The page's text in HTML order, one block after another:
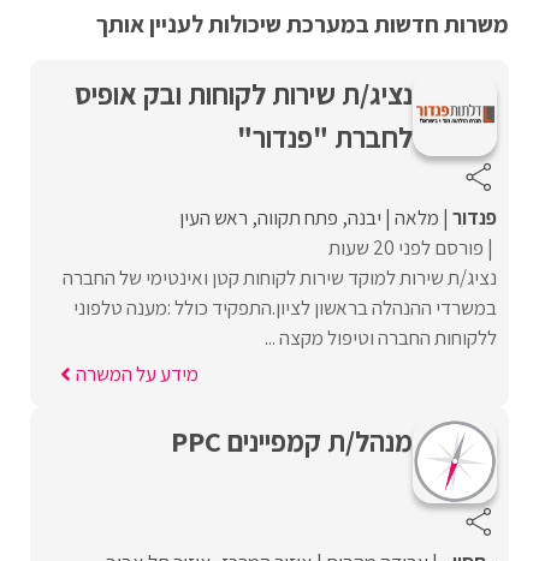
משרות חדשות במערכת שיכולות לעניין אותך
נציג/ת שירות לקוחות ובק אופיס
לחברת "פנדור"
פנדור מלאה יבנה פתח תקווה ראש העין
פורסם לפני 20 שעות
נציג/ת שירות למוקד שירות לקוחות קטן ואינטימי של החברה
במשרדי ההנהלה בראשון לציון.התפקיד כולל :מענה טלפוני
ללקוחות החברה וטיפול מקצה ...
מידע על המשרה
מנהל/ת קמפיינים PPC